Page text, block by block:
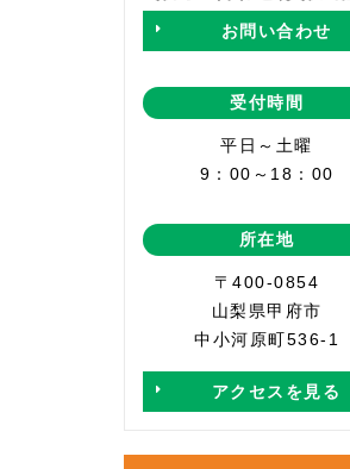
お問い合わせ
受付時間
平日～土曜
9：00～18：00
所在地
〒400-0854
山梨県甲府市
中小河原町536-1
アクセスを見る